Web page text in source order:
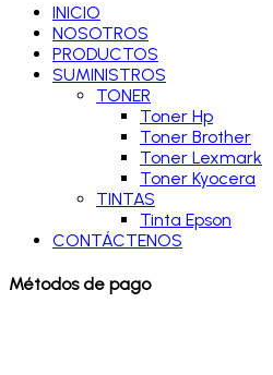
INICIO
NOSOTROS
PRODUCTOS
SUMINISTROS
TONER
Toner Hp
Toner Brother
Toner Lexmark
Toner Kyocera
TINTAS
Tinta Epson
CONTÁCTENOS
Métodos de pago